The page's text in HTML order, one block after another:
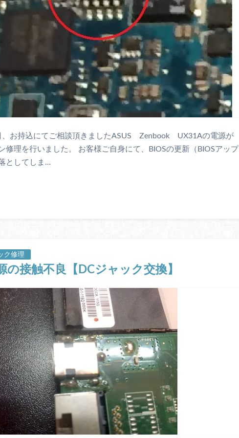
、お持込にてご相談頂きましたASUS Zenbook UX31Aの電源が
修理を行いました。 お客様ご自身にて、BIOSの更新（BIOSアップ
としてしま…
ク修理
の接触不良【DCジャック交換】